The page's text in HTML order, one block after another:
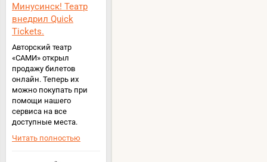
Минусинск! Театр
внедрил Quick
Tickets.
Авторский театр
«САМИ» открыл
продажу билетов
онлайн. Теперь их
можно покупать при
помощи нашего
сервиса на все
доступные места.
Читать полностью